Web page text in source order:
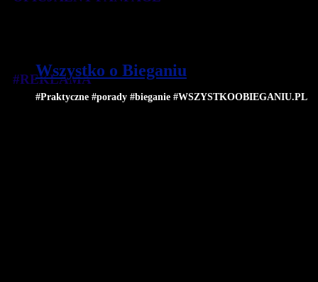
Wszystko o Bieganiu
#Praktyczne #porady #bieganie #WSZYSTKOOBIEGANIU.PL
#REKLAMA